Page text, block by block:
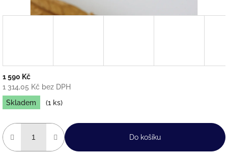
1 590 Kč
1 314,05 Kč bez DPH
Měrná
cena:
Skladem (1 ks)
Do košíku